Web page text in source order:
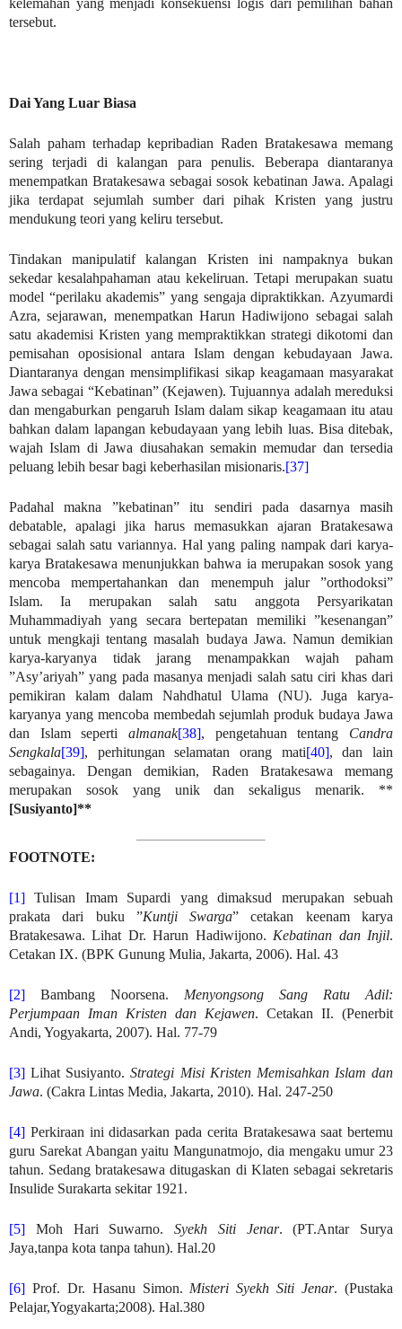
kelemahan yang menjadi konsekuensi logis dari pemilihan bahan
tersebut.
Dai Yang Luar Biasa
Salah paham terhadap kepribadian Raden Bratakesawa memang
sering terjadi di kalangan para penulis. Beberapa diantaranya
menempatkan Bratakesawa sebagai sosok kebatinan Jawa. Apalagi
jika terdapat sejumlah sumber dari pihak Kristen yang justru
mendukung teori yang keliru tersebut.
Tindakan manipulatif kalangan Kristen ini nampaknya bukan
sekedar kesalahpahaman atau kekeliruan. Tetapi merupakan suatu
model “perilaku akademis” yang sengaja dipraktikkan. Azyumardi
Azra, sejarawan, menempatkan Harun Hadiwijono sebagai salah
satu akademisi Kristen yang mempraktikkan strategi dikotomi dan
pemisahan oposisional antara Islam dengan kebudayaan Jawa.
Diantaranya dengan mensimplifikasi sikap keagamaan masyarakat
Jawa sebagai “Kebatinan” (Kejawen). Tujuannya adalah mereduksi
dan mengaburkan pengaruh Islam dalam sikap keagamaan itu atau
bahkan dalam lapangan kebudayaan yang lebih luas. Bisa ditebak,
wajah Islam di Jawa diusahakan semakin memudar dan tersedia
peluang lebih besar bagi keberhasilan misionaris.[37]
Padahal makna ”kebatinan” itu sendiri pada dasarnya masih
debatable, apalagi jika harus memasukkan ajaran Bratakesawa
sebagai salah satu variannya. Hal yang paling nampak dari karya-
karya Bratakesawa menunjukkan bahwa ia merupakan sosok yang
mencoba mempertahankan dan menempuh jalur ”orthodoksi”
Islam. Ia merupakan salah satu anggota Persyarikatan
Muhammadiyah yang secara bertepatan memiliki ”kesenangan”
untuk mengkaji tentang masalah budaya Jawa. Namun demikian
karya-karyanya tidak jarang menampakkan wajah paham
”Asy’ariyah” yang pada masanya menjadi salah satu ciri khas dari
pemikiran kalam dalam Nahdhatul Ulama (NU). Juga karya-
karyanya yang mencoba membedah sejumlah produk budaya Jawa
dan Islam seperti almanak[38], pengetahuan tentang Candra
Sengkala[39], perhitungan selamatan orang mati[40], dan lain
sebagainya. Dengan demikian, Raden Bratakesawa memang
merupakan sosok yang unik dan sekaligus menarik. **
[Susiyanto]**
FOOTNOTE:
[1] Tulisan Imam Supardi yang dimaksud merupakan sebuah
prakata dari buku ”Kuntji Swarga” cetakan keenam karya
Bratakesawa. Lihat Dr. Harun Hadiwijono. Kebatinan dan Injil.
Cetakan IX. (BPK Gunung Mulia, Jakarta, 2006). Hal. 43
[2] Bambang Noorsena. Menyongsong Sang Ratu Adil:
Perjumpaan Iman Kristen dan Kejawen. Cetakan II. (Penerbit
Andi, Yogyakarta, 2007). Hal. 77-79
[3] Lihat Susiyanto.Strategi Misi Kristen Memisahkan Islam dan
Jawa. (Cakra Lintas Media, Jakarta, 2010). Hal. 247-250
[4] Perkiraan ini didasarkan pada cerita Bratakesawa saat bertemu
guru Sarekat Abangan yaitu Mangunatmojo, dia mengaku umur 23
tahun. Sedang bratakesawa ditugaskan di Klaten sebagai sekretaris
Insulide Surakarta sekitar 1921.
[5] Moh Hari Suwarno. Syekh Siti Jenar. (PT.Antar Surya
Jaya,tanpa kota tanpa tahun). Hal.20
[6] Prof. Dr. Hasanu Simon. Misteri Syekh Siti Jenar. (Pustaka
Pelajar,Yogyakarta;2008). Hal.380